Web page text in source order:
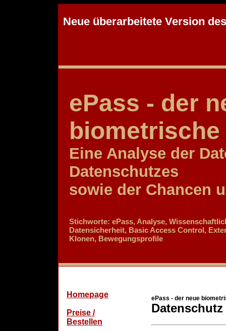
Neue überarbeitete Version
ePass - der
Eine Analyse der
Datenschutzes
sowie der Chancen
Stichworte: ePass, Analyse,
Datensicherheit, Basic Access Control,
Klonen, Bewegungsprofile
Homepage
Preise /
Bestellen
ePass - der neue
Datenschutz